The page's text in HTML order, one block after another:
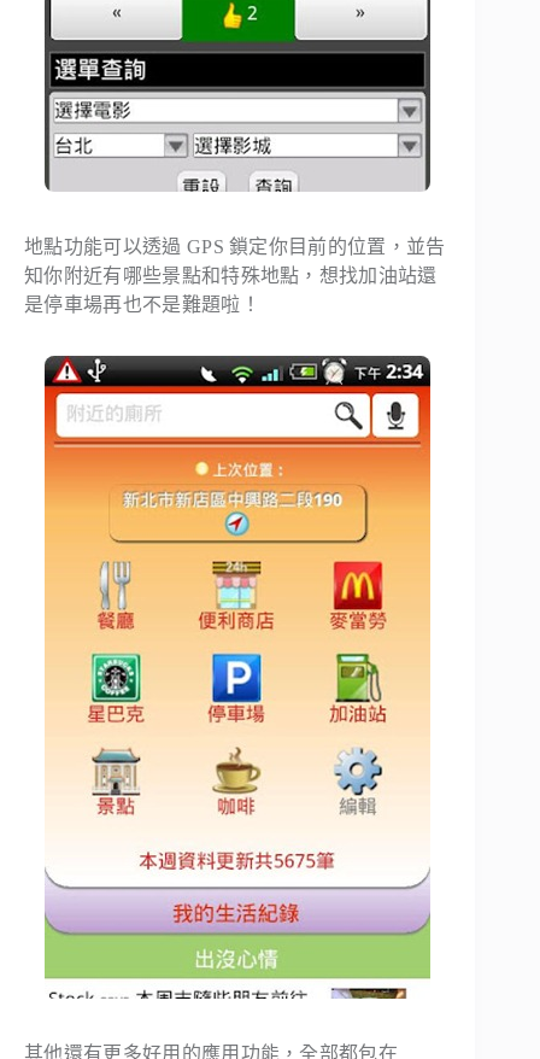
地點功能可以透過 GPS 鎖定你目前的位置，並告
知你附近有哪些景點和特殊地點，想找加油站還
是停車場再也不是難題啦！
其他還有更多好用的應用功能，全部都包在